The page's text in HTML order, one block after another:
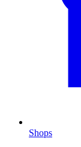
Shops